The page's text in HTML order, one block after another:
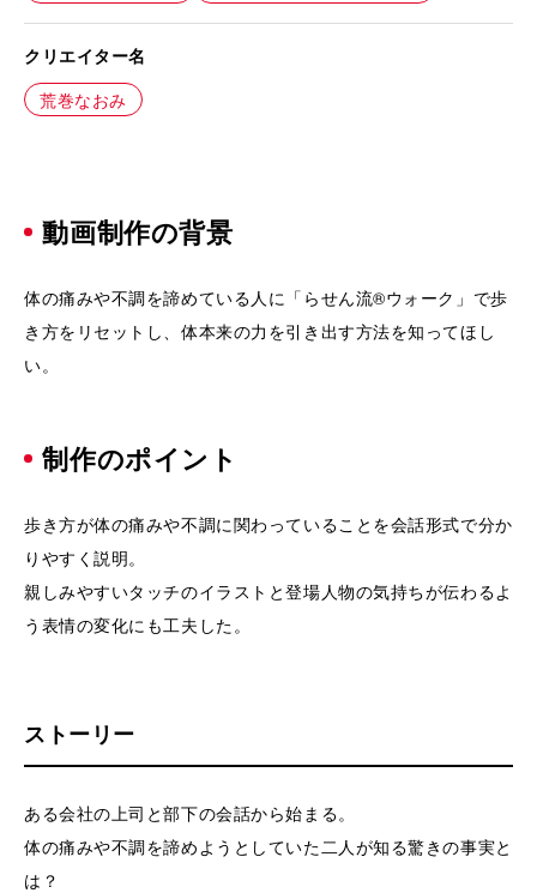
クリエイター名
荒巻なおみ
動画制作の背景
体の痛みや不調を諦めている人に「らせん流®︎ウォーク」で歩
き方をリセットし、体本来の力を引き出す方法を知ってほし
い。
制作のポイント
歩き方が体の痛みや不調に関わっていることを会話形式で分か
りやすく説明。
親しみやすいタッチのイラストと登場人物の気持ちが伝わるよ
う表情の変化にも工夫した。
ストーリー
ある会社の上司と部下の会話から始まる。
体の痛みや不調を諦めようとしていた二人が知る驚きの事実と
は？